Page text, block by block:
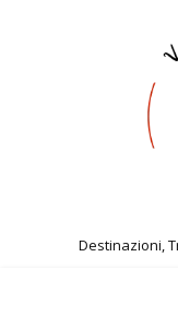
Destinazioni,